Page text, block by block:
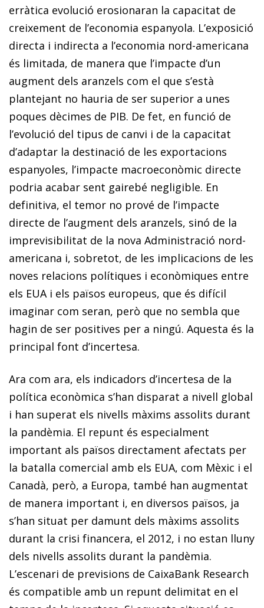
erràtica evolució erosionaran la capacitat de
creixement de l’economia espanyola. L’exposició
directa i indirecta a l’economia nord-americana
és limitada, de manera que l’impacte d’un
augment dels aranzels com el que s’està
plantejant no hauria de ser superior a unes
poques dècimes de PIB. De fet, en funció de
l’evolució del tipus de canvi i de la capacitat
d’adaptar la destinació de les exportacions
espanyoles, l’impacte macroeconòmic directe
podria acabar sent gairebé negligible. En
definitiva, el temor no prové de l’impacte
directe de l’augment dels aranzels, sinó de la
imprevisibilitat de la nova Administració nord-
americana i, sobretot, de les implicacions de les
noves relacions polítiques i econòmiques entre
els EUA i els països europeus, que és difícil
imaginar com seran, però que no sembla que
hagin de ser positives per a ningú. Aquesta és la
principal font d’incertesa.
Ara com ara, els indicadors d’incertesa de la
política econòmica s’han disparat a nivell global
i han superat els nivells màxims assolits durant
la pandèmia. El repunt és especialment
important als països directament afectats per
la batalla comercial amb els EUA, com Mèxic i el
Canadà, però, a Europa, també han augmentat
de manera important i, en diversos països, ja
s’han situat per damunt dels màxims assolits
durant la crisi financera, el 2012, i no estan lluny
dels nivells assolits durant la pandèmia.
L’escenari de previsions de CaixaBank Research
és compatible amb un repunt delimitat en el